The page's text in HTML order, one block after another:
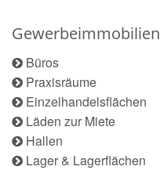
Gewerbeimmobilien
Büros
Praxisräume
Einzelhandelsflächen
Läden zur Miete
Hallen
Lager & Lagerflächen